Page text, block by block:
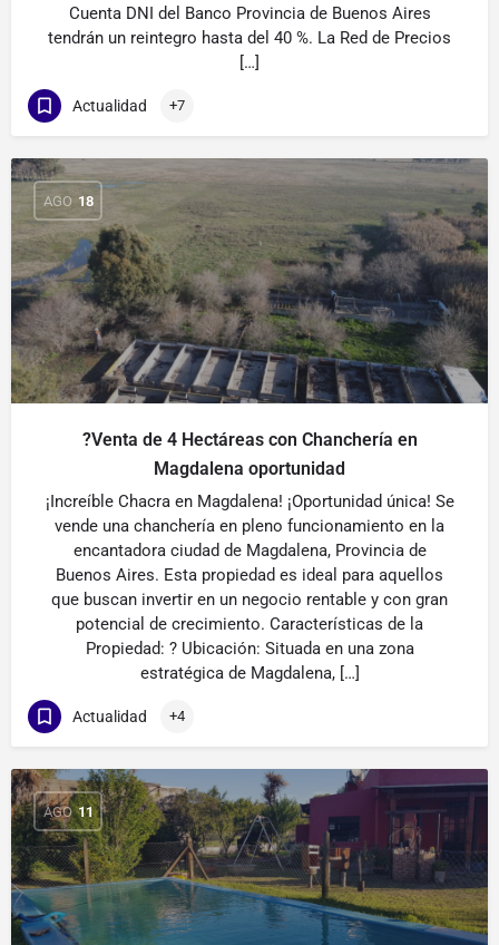
Cuenta DNI del Banco Provincia de Buenos Aires
tendrán un reintegro hasta del 40 %. La Red de Precios
[…]
Actualidad +7
AGO 18
?Venta de 4 Hectáreas con Chanchería en
Magdalena oportunidad
¡Increíble Chacra en Magdalena! ¡Oportunidad única! Se
vende una chanchería en pleno funcionamiento en la
encantadora ciudad de Magdalena, Provincia de
Buenos Aires. Esta propiedad es ideal para aquellos
que buscan invertir en un negocio rentable y con gran
potencial de crecimiento. Características de la
Propiedad: ? Ubicación: Situada en una zona
estratégica de Magdalena, […]
Actualidad +4
AGO 11